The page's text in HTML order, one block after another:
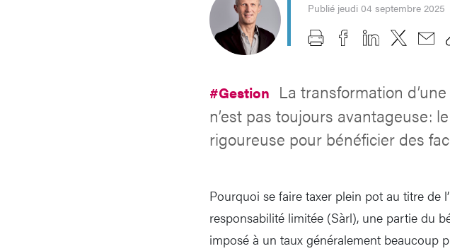
Publié jeudi 04 septembre 2025
#Gestion La transformation
n’est pas toujours avantageuse:
rigoureuse pour bénéficier des
Pourquoi se faire taxer plein pot au titre de
responsabilité limitée (Sàrl), une partie du
imposé à un taux généralement beaucoup